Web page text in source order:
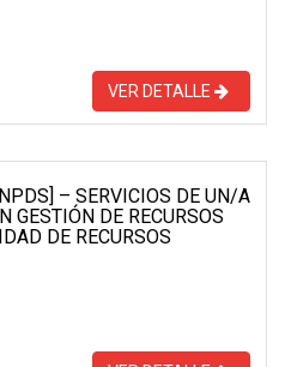
VER DETALLE
– SERVICIOS DE UN/A
GESTIÓN DE RECURSOS
DE RECURSOS